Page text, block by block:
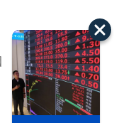
稱臉部加工「最